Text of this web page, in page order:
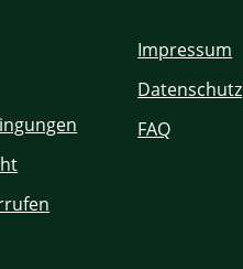
Impressum
Datenschutz
FAQ